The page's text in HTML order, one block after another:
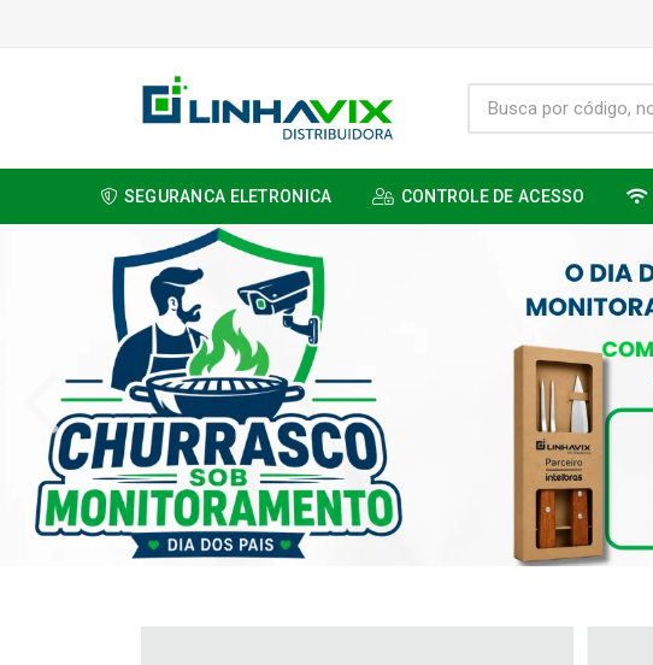
SEGURANCA ELETRONICA CONTROLE DE ACESSO